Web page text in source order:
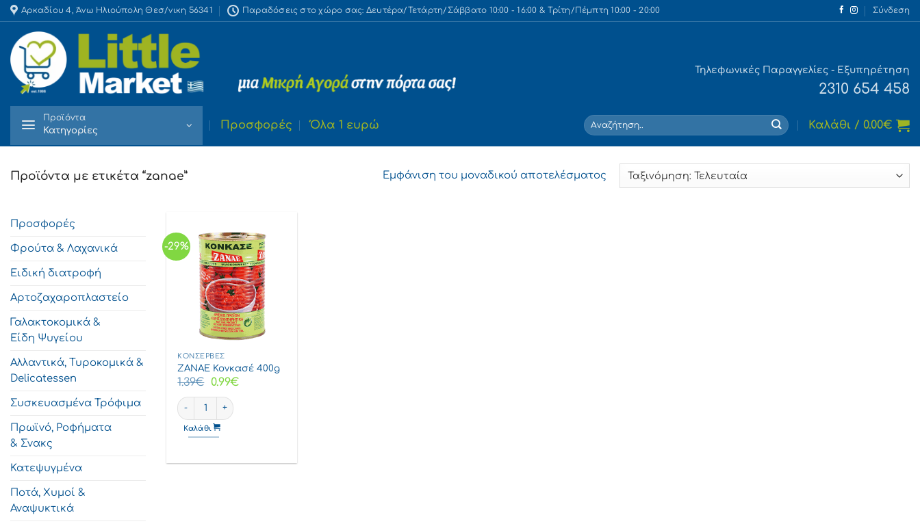
Skip
to
content
Αρκαδίου 4, Άνω Ηλιούπολη Θεσ/νικη 56341 Παραδόσεις στο χώρο σας: Δευτέρα/Τετάρτη/Σάββατο 10:00 - 16:00 & Τρίτη/Πέμπτη 10:00 - 20:00 Σύνδεση
Τηλεφωνικές Παραγγελίες - Εξυπηρέτηση
2310 654 458
Προϊόντα
Κατηγορίες Προσφορές Όλα 1 ευρώ
Αναζήτηση
για:
Καλάθι / 0.00€
Προϊόντα με ετικέτα “zanae” Εμφάνιση του μοναδικού αποτελέσματος
Προσφορές
Φρούτα & Λαχανικά
Ειδική διατροφή
Αρτοζαχαροπλαστείο
Γαλακτοκομικά &
Είδη Ψυγείου
Αλλαντικά, Τυροκομικά &
Delicatessen
Συσκευασμένα Τρόφιμα
Πρωϊνό, Ροφήματα
& Σνακς
Κατεψυγμένα
Ποτά, Χυμοί &
Αναψυκτικά
-29%
ΚΟΝΣΈΡΒΕΣ
ΖΑΝΑΕ Κονκασέ 400g
1.39€ Original
was:
1.39€.
0.99€Η
ΖΑΝΑΕ Κονκασέ 400g ποσότητα
Καλάθι